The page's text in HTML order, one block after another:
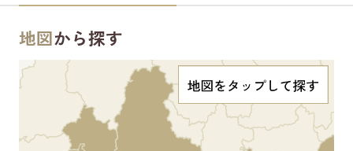
地図から探す